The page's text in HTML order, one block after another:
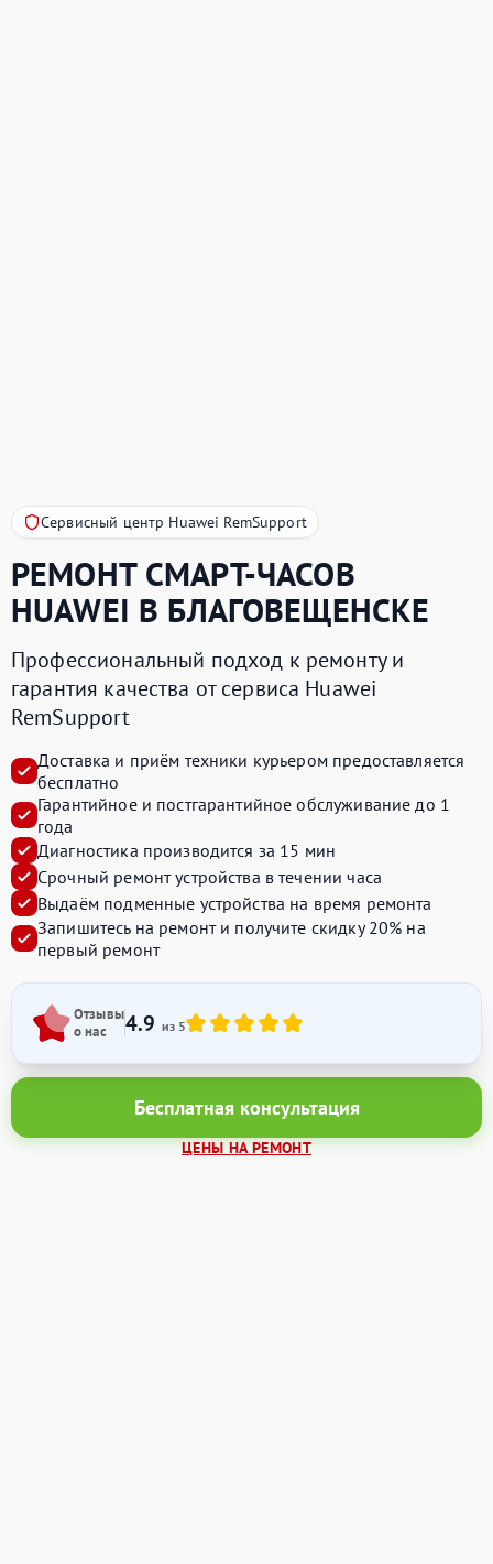
Сервисный центр Huawei RemSupport
РЕМОНТ СМАРТ-ЧАСОВ
HUAWEI В БЛАГОВЕЩЕНСКЕ
Профессиональный подход к ремонту и
гарантия качества от сервиса Huawei
RemSupport
Доставка и приём техники курьером предоставляется
бесплатно
Гарантийное и постгарантийное обслуживание до 1
года
Диагностика производится за 15 мин
Срочный ремонт устройства в течении часа
Выдаём подменные устройства на время ремонта
Запишитесь на ремонт и получите скидку 20% на
первый ремонт
Отзывы
о нас
4.9 из 5
Бесплатная консультация
ЦЕНЫ НА РЕМОНТ